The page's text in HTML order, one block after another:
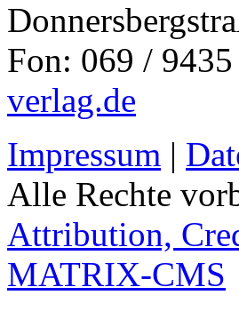
Fon: 069 /
verlag.de
Impressum |
Alle Rechte
Attribution,
MATRIX-CMS